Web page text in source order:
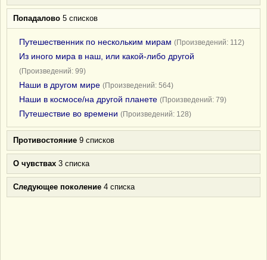
Попадалово 5 списков
Путешественник по нескольким мирам (Произведений: 112)
Из иного мира в наш, или какой-либо другой
(Произведений: 99)
Наши в другом мире (Произведений: 564)
Наши в космосе/на другой планете (Произведений: 79)
Путешествие во времени (Произведений: 128)
Противостояние 9 списков
О чувствах 3 списка
Следующее поколение 4 списка